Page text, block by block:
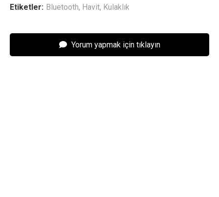
Etiketler: Bluetooth, Havit, Kulaklık
Yorum yapmak için tıklayın